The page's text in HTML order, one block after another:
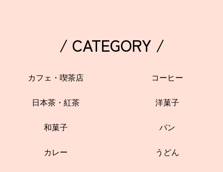
/ CATEGORY /
カフェ・喫茶店 コーヒー
日本茶・紅茶 洋菓子
和菓子 パン
カレー うどん